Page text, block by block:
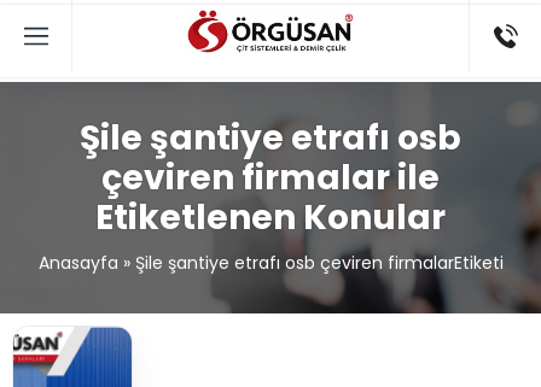
Şile şantiye etrafı osb
çeviren firmalar ile
Etiketlenen Konular
Anasayfa » Şile şantiye etrafı osb çeviren firmalarEtiketi